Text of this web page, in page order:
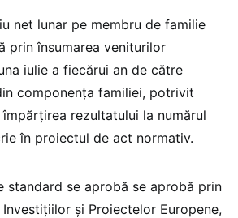
net lunar pe membru de familie
prin însumarea veniturilor
iulie a fiecărui an de către
componența familiei, potrivit
rezultatului la numărul
în proiectul de act normativ.
standard se aprobă se aprobă prin
și Proiectelor Europene,